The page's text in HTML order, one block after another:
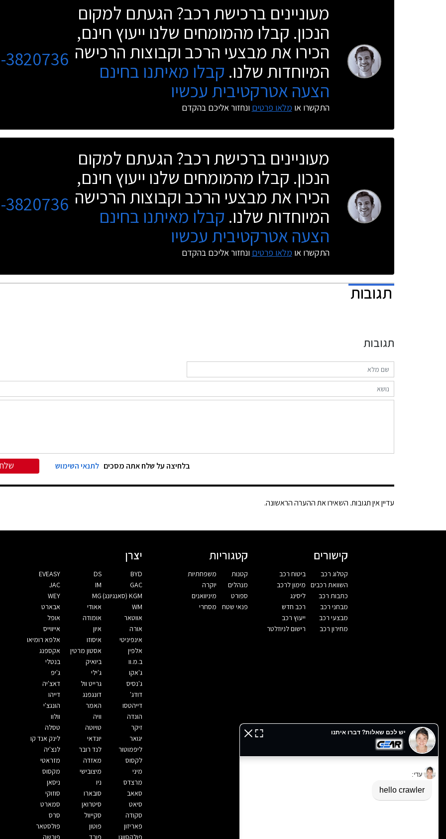
מעוניינים ברכישת רכב? הגעתם למקום
הנכון. קבלו מהמומחים שלנו ייעוץ חינם,
הכירו את מבצעי הרכב וקבוצות הרכישה
המיוחדות שלנו. קבלו מאיתנו בחינם
הצעה אטרקטיבית עכשיו
התקשרו או מלאו פרטים ונחזור אליכם בהקדם
3820736
מעוניינים ברכישת רכב? הגעתם למקום
הנכון. קבלו מהמומחים שלנו ייעוץ חינם,
הכירו את מבצעי הרכב וקבוצות הרכישה
המיוחדות שלנו. קבלו מאיתנו בחינם
הצעה אטרקטיבית עכשיו
התקשרו או מלאו פרטים ונחזור אליכם בהקדם
3820736
תגובות
תגובות
בלחיצה על שלח אתה מסכים לתנאי השימוש
עדיין אין תגובות. השאירו את ההערה הראשונה.
קישורים
קטלוג רכב
השוואת רכבים
כתבות רכב
מבחני רכב
מבצעי רכב
מחירון רכב
ביטוח רכב
מימון לרכב
ליסינג
רכב חדש
ייעוץ רכב
רישום לניוזלטר
קטגוריות
קטנות
מנהלים
ספורט
פנאי שטח
משפחתיות
יוקרה
מיניוואנים
מסחרי
יצרן
BYD
DS
EVEASY
GAC
IM
JAC
KGM (סאנגיונג)
MG
WEY
WM
אאודי
אבארט
אווטאר
אומודה
אופל
אורה
איון
אייווייס
אינפיניטי
איסוזו
אלפא רומיאו
אלפין
אסטון מרטין
אקספנג
ב.מ.וו
ביואיק
בנטלי
ג'אקו
ג'ילי
ג'יפ
ג'נסיס
גרייט וול
דאצ'יה
דודג'
דונגפנג
דייהו
דייהטסו
האמר
הונגצ'י
הונדה
וויה
וולוו
זיקר
טויוטה
טסלה
יגואר
יונדאי
לינק אנד קו
ליפמוטור
לנד רובר
לנצ'יה
לקסוס
מאזדה
מזראטי
מיני
מיצובישי
מקסוס
מרצדס
ניו
ניסאן
סאאב
סובארו
סוזוקי
סיאט
סיטרואן
סמארט
סקודה
סקייוול
סרס
פאריזון
פוטון
פולסטאר